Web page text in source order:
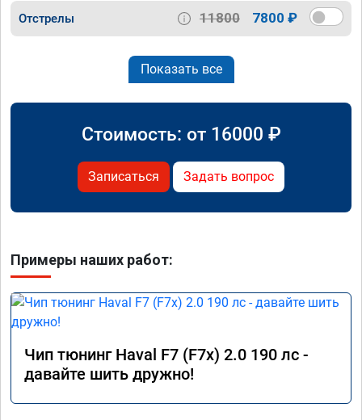
Отстрелы 11800 7800 ₽
Показать все
Стоимость: от 16000 ₽
Записаться Задать вопрос
Примеры наших работ:
Чип тюнинг Haval F7 (F7x) 2.0 190 лс -
давайте шить дружно!